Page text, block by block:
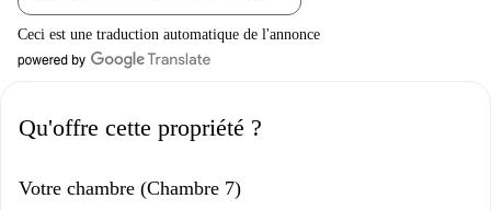
Ceci est une traduction automatique de l'annonce
Qu'offre cette propriété ?
Votre chambre (Chambre 7)